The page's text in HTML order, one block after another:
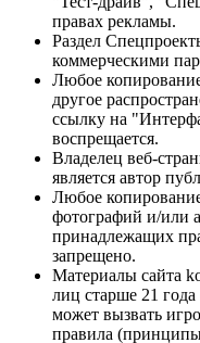
правах рекламы.
Раздел
коммерческими
Любое
другое
ссылку на
воспрещается.
Владелец веб-
является автор
Любое
фотографий и/или
принадлежащих
запрещено.
Материалы сайта
лиц старше 21
может вызвать
правила